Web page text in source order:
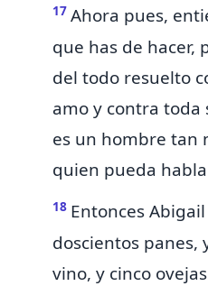
17 Ahora pues,
que has de hacer,
del todo resuelto
amo y contra toda
es un hombre tan
quien pueda
18 Entonces
doscientos panes,
vino, y cinco